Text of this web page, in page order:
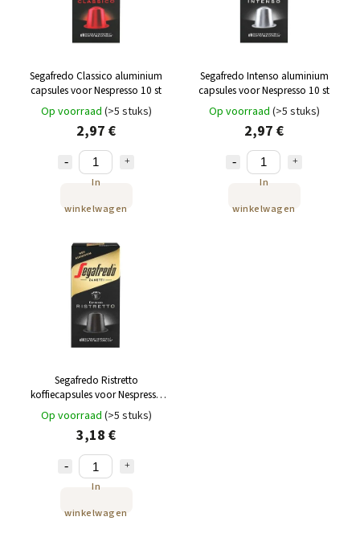
Segafredo Classico aluminium
capsules voor Nespresso 10 st
Op voorraad (>5 stuks)
2,97 €
In
winkelwagen
Segafredo Intenso aluminium
capsules voor Nespresso 10 st
Op voorraad (>5 stuks)
2,97 €
In
winkelwagen
Segafredo Ristretto
koffiecapsules voor Nespresso
10 st
Op voorraad (>5 stuks)
3,18 €
In
winkelwagen